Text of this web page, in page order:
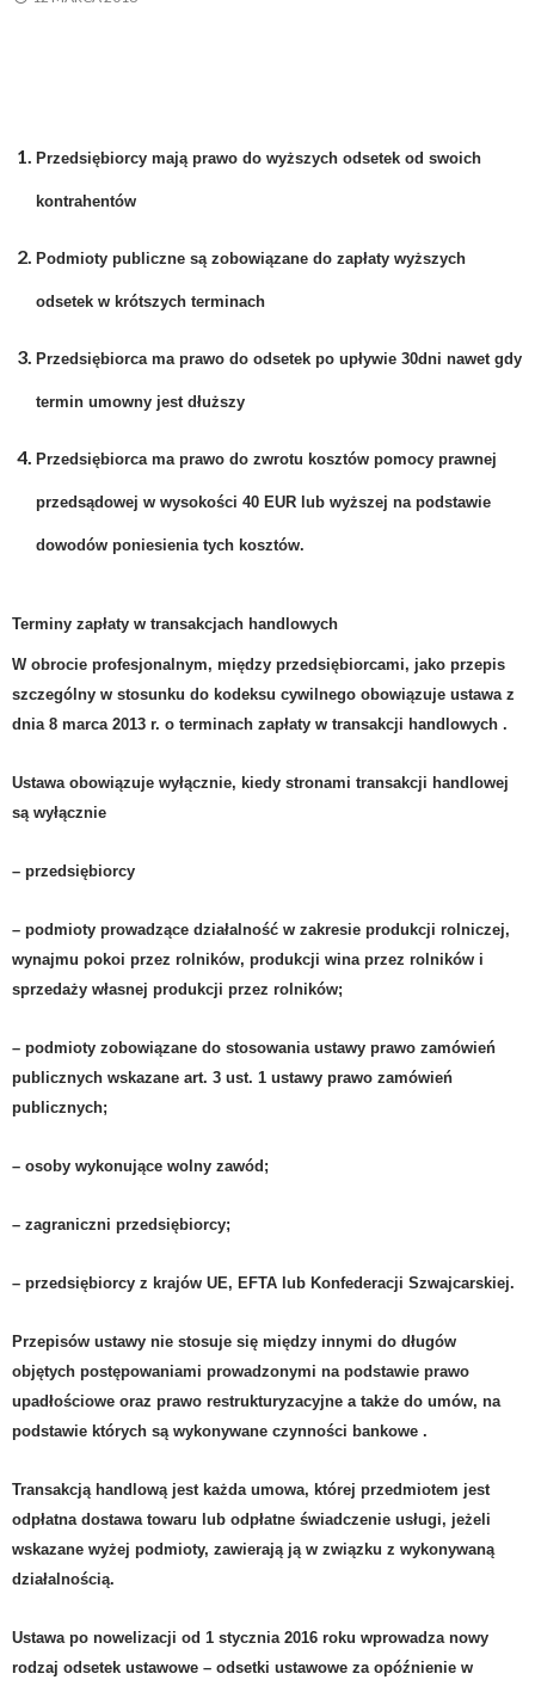
Przedsiębiorcy mają prawo do wyższych odsetek od swoich
kontrahentów
Podmioty publiczne są zobowiązane do zapłaty wyższych
odsetek w krótszych terminach
Przedsiębiorca ma prawo do odsetek po upływie 30dni nawet gdy
termin umowny jest dłuższy
Przedsiębiorca ma prawo do zwrotu kosztów pomocy prawnej
przedsądowej w wysokości 40 EUR lub wyższej na podstawie
dowodów poniesienia tych kosztów.
Terminy zapłaty w transakcjach handlowych
W obrocie profesjonalnym, między przedsiębiorcami, jako przepis
szczególny w stosunku do kodeksu cywilnego obowiązuje ustawa z
dnia 8 marca 2013 r. o terminach zapłaty w transakcji handlowych .
Ustawa obowiązuje wyłącznie, kiedy stronami transakcji handlowej
są wyłącznie
– przedsiębiorcy
– podmioty prowadzące działalność w zakresie produkcji rolniczej,
wynajmu pokoi przez rolników, produkcji wina przez rolników i
sprzedaży własnej produkcji przez rolników;
– podmioty zobowiązane do stosowania ustawy prawo zamówień
publicznych wskazane art. 3 ust. 1 ustawy prawo zamówień
publicznych;
– osoby wykonujące wolny zawód;
– zagraniczni przedsiębiorcy;
– przedsiębiorcy z krajów UE, EFTA lub Konfederacji Szwajcarskiej.
Przepisów ustawy nie stosuje się między innymi do długów
objętych postępowaniami prowadzonymi na podstawie prawo
upadłościowe oraz prawo restrukturyzacyjne a także do umów, na
podstawie których są wykonywane czynności bankowe .
Transakcją handlową jest każda umowa, której przedmiotem jest
odpłatna dostawa towaru lub odpłatne świadczenie usługi, jeżeli
wskazane wyżej podmioty, zawierają ją w związku z wykonywaną
działalnością.
Ustawa po nowelizacji od 1 stycznia 2016 roku wprowadza nowy
rodzaj odsetek ustawowe – odsetki ustawowe za opóźnienie w